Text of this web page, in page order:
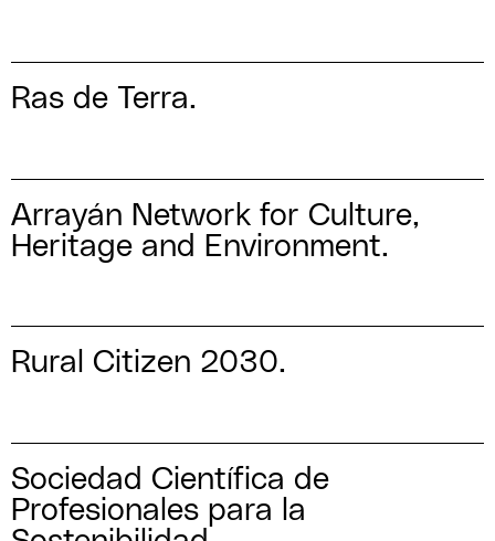
Ras de Terra.
Arrayán Network for Culture,
Heritage and Environment.
Rural Citizen 2030.
Sociedad Científica de
Profesionales para la